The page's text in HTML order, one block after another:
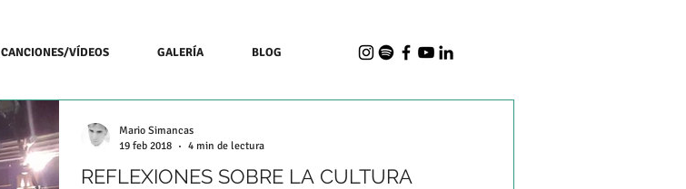
CANCIONES/VÍDEOS GALERÍA BLOG
REFLEXIONES SOBRE LA CULTURA
Mario Simancas
19 feb 2018
4 min de lectura